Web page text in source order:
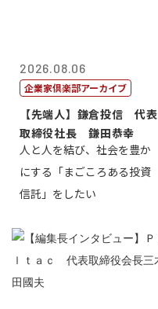
2026.08.06
企業家倶楽部アーカイブ
【先端人】鎌倉投信 代表
取締役社長 鎌田恭幸
人と人を結び、社会を豊か
にする「まごころある投資
信託」をしたい